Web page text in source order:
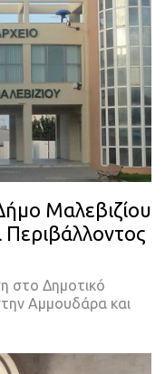
Μαλεβιζίου
στο Δημοτικό
Αμμουδάρα και